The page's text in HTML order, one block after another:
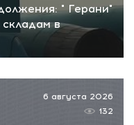
" Герани"
в
6 августа 2026
132